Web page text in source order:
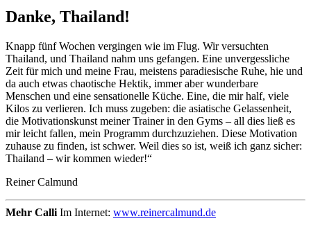
Danke, Thailand!
Knapp fünf Wochen vergingen wie im Flug. Wir versuchten
Thailand, und Thailand nahm uns gefangen. Eine unvergessliche
Zeit für mich und meine Frau, meistens paradiesische Ruhe, hie und
da auch etwas chaotische Hektik, immer aber wunderbare
Menschen und eine sensationelle Küche. Eine, die mir half, viele
Kilos zu verlieren. Ich muss zugeben: die asiatische Gelassenheit,
die Motivationskunst meiner Trainer in den Gyms – all dies ließ es
mir leicht fallen, mein Programm durchzuziehen. Diese Motivation
zuhause zu finden, ist schwer. Weil dies so ist, weiß ich ganz sicher:
Thailand – wir kommen wieder!“
Reiner Calmund
Mehr Calli Im Internet: www.reinercalmund.de